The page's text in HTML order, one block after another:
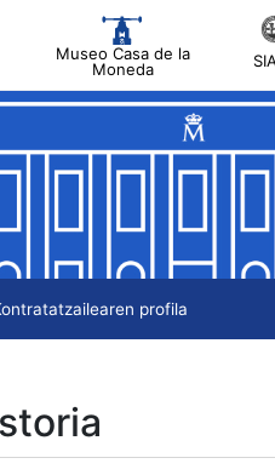
Museo Casa de la
Moneda
profila